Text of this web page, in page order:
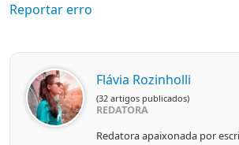
Reportar erro
Flávia Rozinholli
(32 artigos publicados)
REDATORA
Redatora apaixonada por